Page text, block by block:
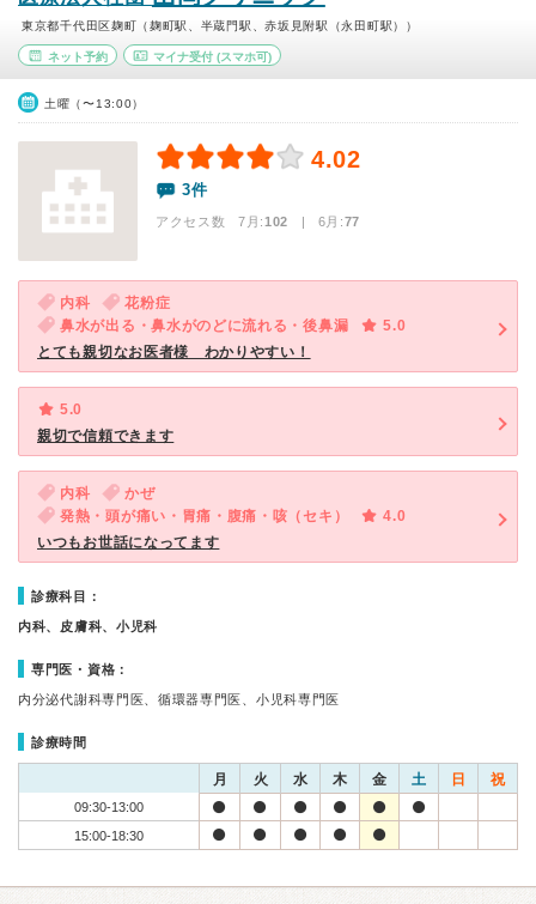
東京都千代田区麹町（麹町駅、半蔵門駅、赤坂見附駅（永田町駅））
ネット予約 マイナ受付(スマホ可)
土曜（〜13:00）
4.02
3件
アクセス数 7月:102 | 6月:77
内科
花粉症
鼻水が出る・鼻水がのどに流れる・後鼻漏
5.0
とても親切なお医者様 わかりやすい！
5.0
親切で信頼できます
内科
かぜ
発熱・頭が痛い・胃痛・腹痛・咳（セキ）
4.0
いつもお世話になってます
診療科目：
内科、皮膚科、小児科
専門医・資格：
内分泌代謝科専門医、循環器専門医、小児科専門医
診療時間
月 火 水 木 金 土 日 祝
09:30-13:00
15:00-18:30